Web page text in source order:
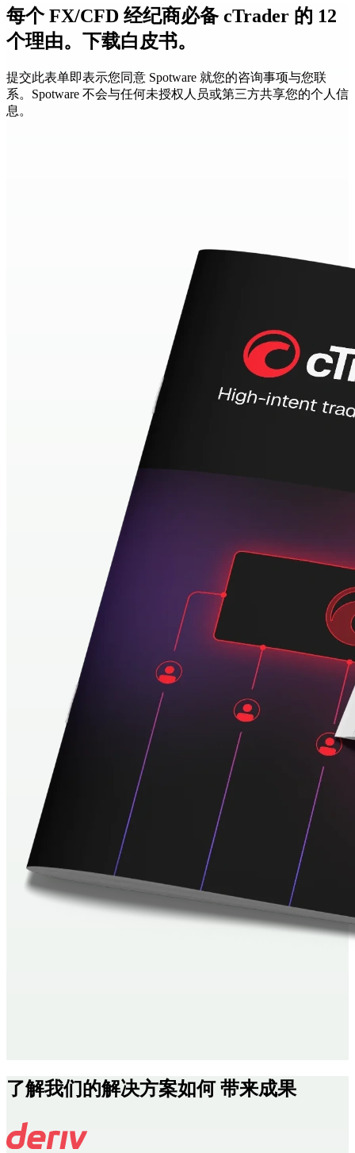
每个 FX/CFD 经纪商必备 cTrader 的 12
个理由。下载白皮书。
提交此表单即表示您同意 Spotware 就您的咨询事项与您联
系。Spotware 不会与任何未授权人员或第三方共享您的个人信
息。
了解我们的解决方案如何 带来成果